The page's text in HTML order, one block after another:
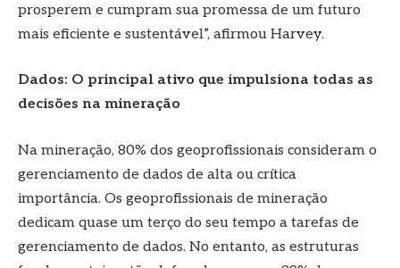
prosperem e cumpram sua promessa de um futuro
mais eficiente e sustentável”, afirmou Harvey.
Dados: O principal ativo que impulsiona todas as
decisões na mineração
Na mineração, 80% dos geoprofissionais consideram o
gerenciamento de dados de alta ou crítica
importância. Os geoprofissionais de mineração
dedicam quase um terço do seu tempo a tarefas de
gerenciamento de dados. No entanto, as estruturas